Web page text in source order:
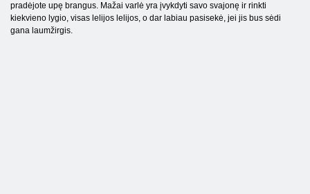
pradėjote upę brangus. Mažai varlė yra įvykdyti savo svajonę ir rinkti
kiekvieno lygio, visas lelijos lelijos, o dar labiau pasisekė, jei jis bus sėdi
gana laumžirgis.